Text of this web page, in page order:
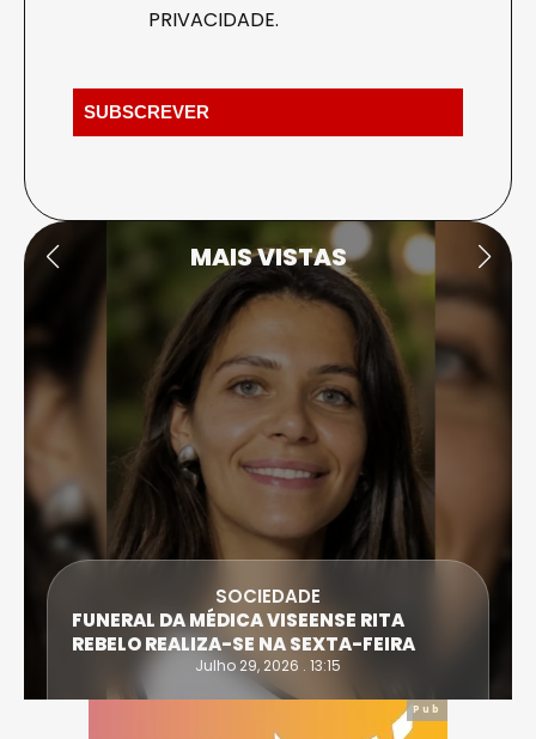
PRIVACIDADE.
MAIS VISTAS
SOCIEDADE
FUNERAL DA MÉDICA VISEENSE RITA
REBELO REALIZA-SE NA SEXTA-FEIRA
Julho 29, 2026 . 13:15
Pub